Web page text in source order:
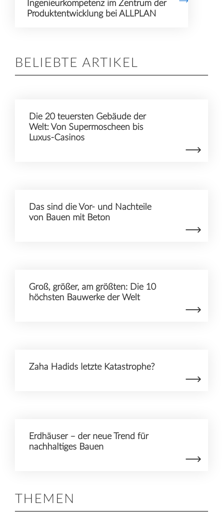
Ingenieurkompetenz im Zentrum der
Produktentwicklung bei ALLPLAN
BELIEBTE ARTIKEL
Die 20 teuersten Gebäude der
Welt: Von Supermoscheen bis
Luxus-Casinos
Das sind die Vor- und Nachteile
von Bauen mit Beton
Groß, größer, am größten: Die 10
höchsten Bauwerke der Welt
Zaha Hadids letzte Katastrophe?
Erdhäuser – der neue Trend für
nachhaltiges Bauen
THEMEN